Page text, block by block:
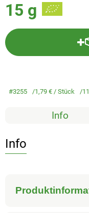
Über uns
15 g
#3255 1,79 €/ Stück
Info
Info